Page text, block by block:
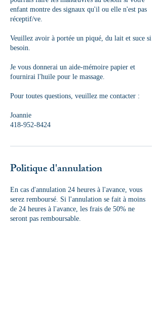
enfant montre des signaux qu'il ou elle n'est pas
réceptif/ve.
Veuillez avoir à portée un piqué, du lait et suce si
besoin.
Je vous donnerai un aide-mémoire papier et
fournirai l'huile pour le massage.
Pour toutes questions, veuillez me contacter :
Joannie
418-952-8424
Politique d'annulation
En cas d'annulation 24 heures à l'avance, vous
serez remboursé. Si l'annulation se fait à moins
de 24 heures à l'avance, les frais de 50% ne
seront pas remboursable.